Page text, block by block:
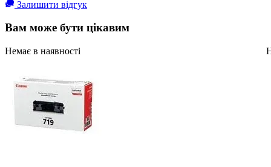
Залишити відгук
Вам може бути цікавим
Немає в наявності